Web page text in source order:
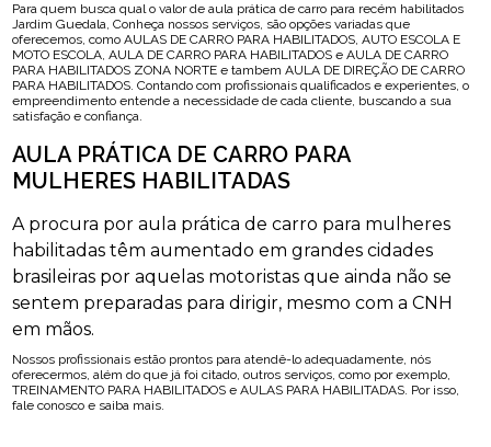
Para quem busca qual o valor de aula prática de carro para recém habilitados
Jardim Guedala, Conheça nossos serviços, são opções variadas que
oferecemos, como AULAS DE CARRO PARA HABILITADOS, AUTO ESCOLA E
MOTO ESCOLA, AULA DE CARRO PARA HABILITADOS e AULA DE CARRO
PARA HABILITADOS ZONA NORTE e tambem AULA DE DIREÇÃO DE CARRO
PARA HABILITADOS. Contando com profissionais qualificados e experientes, o
empreendimento entende a necessidade de cada cliente, buscando a sua
satisfação e confiança.
AULA PRÁTICA DE CARRO PARA
MULHERES HABILITADAS
A procura por aula prática de carro para mulheres
habilitadas têm aumentado em grandes cidades
brasileiras por aquelas motoristas que ainda não se
sentem preparadas para dirigir, mesmo com a CNH
em mãos.
Nossos profissionais estão prontos para atendê-lo adequadamente, nós
oferecermos, além do que já foi citado, outros serviços, como por exemplo,
TREINAMENTO PARA HABILITADOS e AULAS PARA HABILITADAS. Por isso,
fale conosco e saiba mais.